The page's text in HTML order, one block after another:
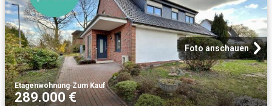
Foto anschauen
Etagenwohnung·Zum Kauf
289.000 €